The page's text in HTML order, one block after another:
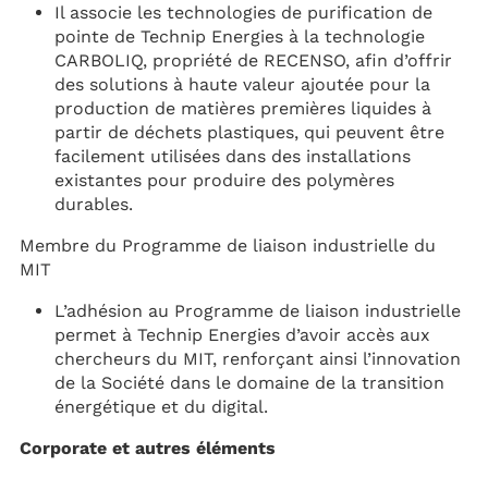
Il associe les technologies de purification de
pointe de Technip Energies à la technologie
CARBOLIQ, propriété de RECENSO, afin d’offrir
des solutions à haute valeur ajoutée pour la
production de matières premières liquides à
partir de déchets plastiques, qui peuvent être
facilement utilisées dans des installations
existantes pour produire des polymères
durables.
Membre du Programme de liaison industrielle du
MIT
L’adhésion au Programme de liaison industrielle
permet à Technip Energies d’avoir accès aux
chercheurs du MIT, renforçant ainsi l’innovation
de la Société dans le domaine de la transition
énergétique et du digital.
Corporate et autres éléments